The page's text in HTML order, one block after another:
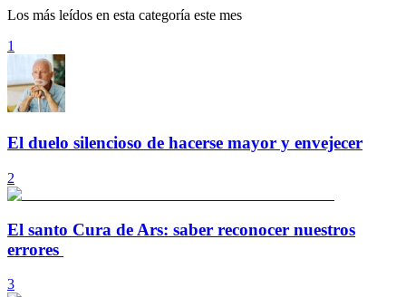
Los más leídos en esta categoría este mes
1
El duelo silencioso de hacerse mayor y envejecer
2
El santo Cura de Ars: saber reconocer nuestros
errores
3